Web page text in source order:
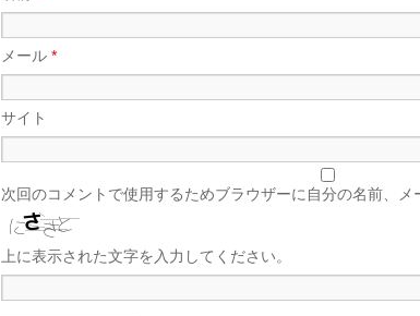
メール *
サイト
次回のコメントで使用するためブラウザーに自分の名前、メ
上に表示された文字を入力してください。